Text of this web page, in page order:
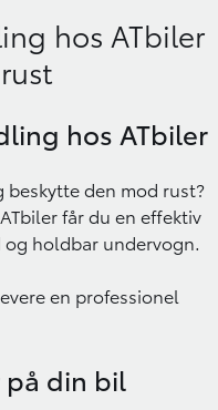
hos ATbiler
hos ATbiler
den mod rust?
ATbilerfår du en effektiv
holdbar undervogn.
en professionel
på din bil